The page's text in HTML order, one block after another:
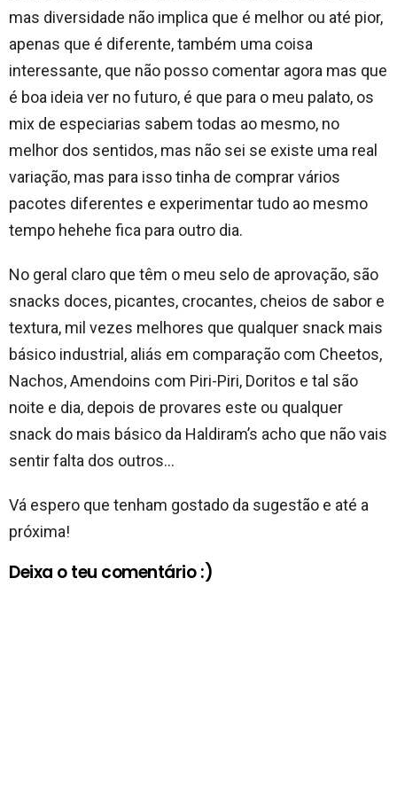
mas diversidade não implica que é melhor ou até pior,
apenas que é diferente, também uma coisa
interessante, que não posso comentar agora mas que
é boa ideia ver no futuro, é que para o meu palato, os
mix de especiarias sabem todas ao mesmo, no
melhor dos sentidos, mas não sei se existe uma real
variação, mas para isso tinha de comprar vários
pacotes diferentes e experimentar tudo ao mesmo
tempo hehehe fica para outro dia.
No geral claro que têm o meu selo de aprovação, são
snacks doces, picantes, crocantes, cheios de sabor e
textura, mil vezes melhores que qualquer snack mais
básico industrial, aliás em comparação com Cheetos,
Nachos, Amendoins com Piri-Piri, Doritos e tal são
noite e dia, depois de provares este ou qualquer
snack do mais básico da Haldiram’s acho que não vais
sentir falta dos outros…
Vá espero que tenham gostado da sugestão e até a
próxima!
Deixa o teu comentário :)